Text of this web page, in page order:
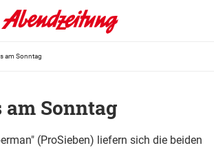
am Sonntag
Sonntag
(ProSieben) liefern sich die beiden